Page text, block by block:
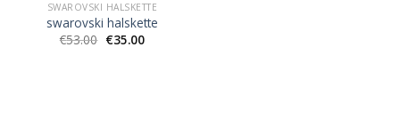
SWAROVSKI HALSKETTE
swarovski halskette
€53.00 €35.00